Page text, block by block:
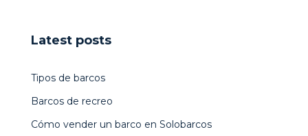
Latest posts
Tipos de barcos
Barcos de recreo
Cómo vender un barco en Solobarcos